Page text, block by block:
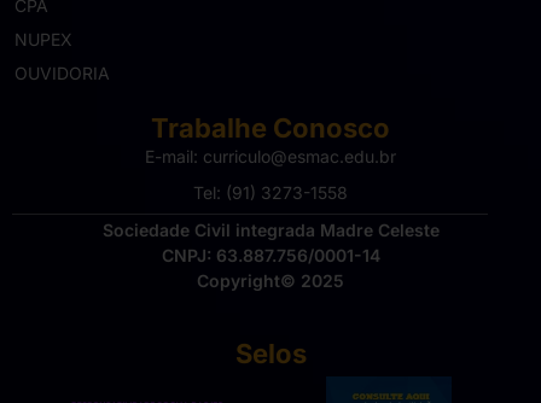
CPA
NUPEX
OUVIDORIA
Trabalhe Conosco
E-mail: curriculo@esmac.edu.br
Tel: (91) 3273-1558​
Sociedade Civil integrada Madre Celeste
CNPJ: 63.887.756/0001-14
Copyright© 2025
Selos